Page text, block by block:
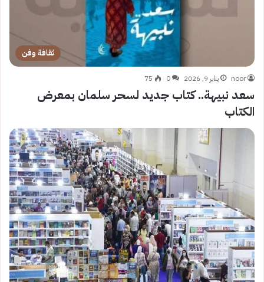
ثقافة وفن
noor يناير 9, 2026 0
75
سعد نبيهة.. كتاب جديد لسحر سلمان بمعرض
الكتاب